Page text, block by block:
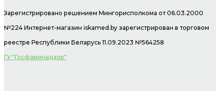
Зарегистрировано решением Мингорисполкома от 06.03.2000
№224 Интернет-магазин iskamed.by зарегистрирован в торговом
реестре Республики Беларусь 11.09.2023 №564258
ГУ "Госфармнадзор"